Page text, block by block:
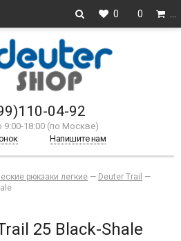
0 0
04-92
9:00-18:00 (по Москве)
Напишите нам
рюкзаки легкие — Deuter Trail —
25 Black-Shale